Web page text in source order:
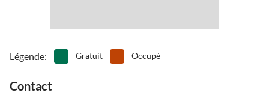
Légende: Gratuit Occupé
Contact